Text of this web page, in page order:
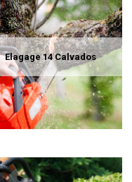
Elagage 14 Calvados